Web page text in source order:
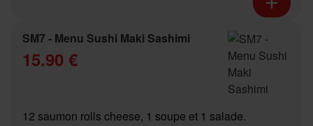
SM7 - Menu Sushi Maki Sashimi
15.90 €
12 saumon rolls cheese, 1 soupe et 1 salade.